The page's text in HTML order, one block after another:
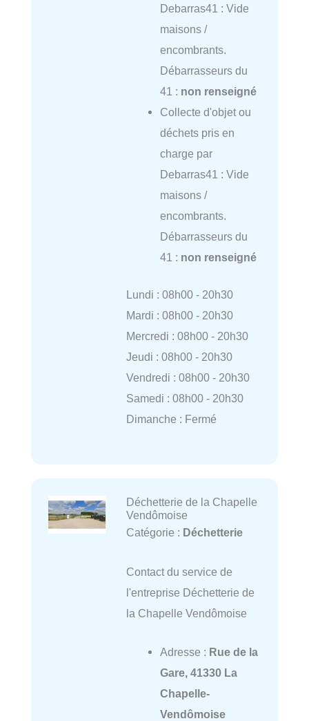
Debarras41 : Vide
maisons /
encombrants.
Débarrasseurs du
41 : non renseigné
Collecte d'objet ou
déchets pris en
charge par
Debarras41 : Vide
maisons /
encombrants.
Débarrasseurs du
41 : non renseigné
Lundi : 08h00 - 20h30
Mardi : 08h00 - 20h30
Mercredi : 08h00 - 20h30
Jeudi : 08h00 - 20h30
Vendredi : 08h00 - 20h30
Samedi : 08h00 - 20h30
Dimanche : Fermé
Déchetterie de la Chapelle
Vendômoise
Catégorie : Déchetterie
Contact du service de
l'entreprise Déchetterie de
la Chapelle Vendômoise
Adresse : Rue de la
Gare, 41330 La
Chapelle-
Vendômoise